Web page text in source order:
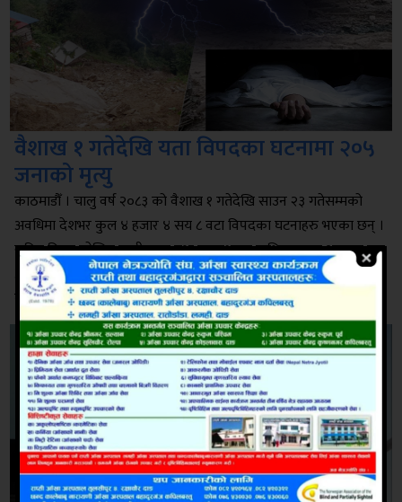
वैशाख १ गतेदेखि यता विपदका घटनामा २०५
जनाको मृत्यु
काठमाडौँ । चालु वर्ष २०८३ को वैशाख १ गतेदेखि साउन २३ गतेसम्मको
अवधिमा देशभर कुल ४ हजार ४ सय ८ वटा विपदका घटनाहरु भएका छन् ।
राष्ट्रिय विपद जोखिम न्यूनीकरण तथा व्यवस्थापन प्राधिकरणका अनुसार यस
अवधिमा विपदका कारण कुल २०५ जनाले ज्यान गुमाएका छन् भने ५ जना
बेपत्ता र १ हजार ३ सय २४ जना […]